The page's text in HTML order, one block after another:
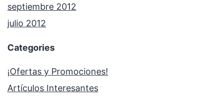
septiembre 2012
julio 2012
Categories
¡Ofertas y Promociones!
Artículos Interesantes